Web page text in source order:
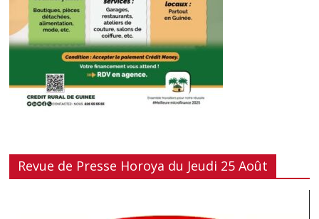
Revue de Presse Horoya du Jeudi 25 Août